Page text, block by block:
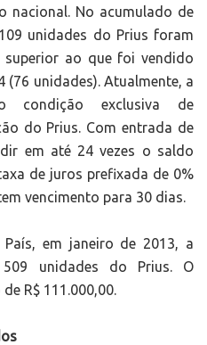
nacional. No acumulado de
unidades do Prius foram
superior ao que foi vendido
unidades). Atualmente, a
condição exclusiva de
do Prius. Com entrada de
em até 24 vezes o saldo
de juros prefixada de 0%
vencimento para 30 dias.
em janeiro de 2013, a
unidades do Prius. O
R$ 111.000,00.